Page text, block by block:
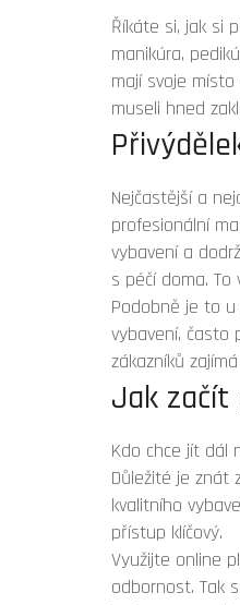
Říkáte si, jak si
manikúra,
mají svoje
museli hned
Nejčastější a
profesionální
vybavení a
s péčí doma.
Podobně je to
vybavení, často
zákazníků
Jak
Kdo chce jít dál
Důležité je znát
kvalitního
přístup klíčový.
Využijte online
odbornost. Tak